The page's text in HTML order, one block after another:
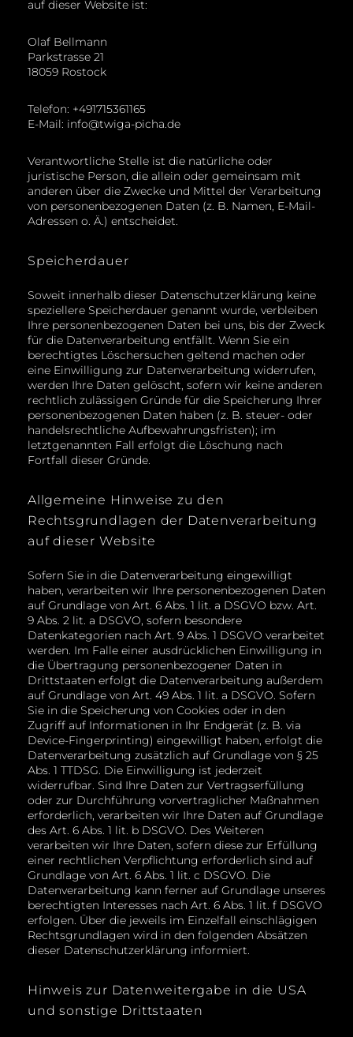
auf dieser Website ist:
Olaf Bellmann
Parkstrasse 21
18059 Rostock
Telefon: +491715361165
E-Mail: info@twiga-picha.de
Verantwortliche Stelle ist die natürliche oder
juristische Person, die allein oder gemeinsam mit
anderen über die Zwecke und Mittel der Verarbeitung
von personenbezogenen Daten (z. B. Namen, E-Mail-
Adressen o. Ä.) entscheidet.
Speicherdauer
Soweit innerhalb dieser Datenschutzerklärung keine
speziellere Speicherdauer genannt wurde, verbleiben
Ihre personenbezogenen Daten bei uns, bis der Zweck
für die Datenverarbeitung entfällt. Wenn Sie ein
berechtigtes Löschersuchen geltend machen oder
eine Einwilligung zur Datenverarbeitung widerrufen,
werden Ihre Daten gelöscht, sofern wir keine anderen
rechtlich zulässigen Gründe für die Speicherung Ihrer
personenbezogenen Daten haben (z. B. steuer- oder
handelsrechtliche Aufbewahrungsfristen); im
letztgenannten Fall erfolgt die Löschung nach
Fortfall dieser Gründe.
Allgemeine Hinweise zu den
Rechtsgrundlagen der Datenverarbeitung
auf dieser Website
Sofern Sie in die Datenverarbeitung eingewilligt
haben, verarbeiten wir Ihre personenbezogenen Daten
auf Grundlage von Art. 6 Abs. 1 lit. a DSGVO bzw. Art.
9 Abs. 2 lit. a DSGVO, sofern besondere
Datenkategorien nach Art. 9 Abs. 1 DSGVO verarbeitet
werden. Im Falle einer ausdrücklichen Einwilligung in
die Übertragung personenbezogener Daten in
Drittstaaten erfolgt die Datenverarbeitung außerdem
auf Grundlage von Art. 49 Abs. 1 lit. a DSGVO. Sofern
Sie in die Speicherung von Cookies oder in den
Zugriff auf Informationen in Ihr Endgerät (z. B. via
Device-Fingerprinting) eingewilligt haben, erfolgt die
Datenverarbeitung zusätzlich auf Grundlage von § 25
Abs. 1 TTDSG. Die Einwilligung ist jederzeit
widerrufbar. Sind Ihre Daten zur Vertragserfüllung
oder zur Durchführung vorvertraglicher Maßnahmen
erforderlich, verarbeiten wir Ihre Daten auf Grundlage
des Art. 6 Abs. 1 lit. b DSGVO. Des Weiteren
verarbeiten wir Ihre Daten, sofern diese zur Erfüllung
einer rechtlichen Verpflichtung erforderlich sind auf
Grundlage von Art. 6 Abs. 1 lit. c DSGVO. Die
Datenverarbeitung kann ferner auf Grundlage unseres
berechtigten Interesses nach Art. 6 Abs. 1 lit. f DSGVO
erfolgen. Über die jeweils im Einzelfall einschlägigen
Rechtsgrundlagen wird in den folgenden Absätzen
dieser Datenschutzerklärung informiert.
Hinweis zur Datenweitergabe in die USA
und sonstige Drittstaaten